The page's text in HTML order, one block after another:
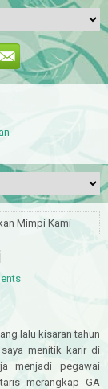
Mimpi Kami
lalu kisaran tahun
menitik karir di
menjadi pegawai
merangkap GA